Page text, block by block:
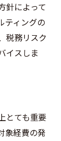
針によって
ティングの
税務リスク
イスしま
とても重要
象経費の発